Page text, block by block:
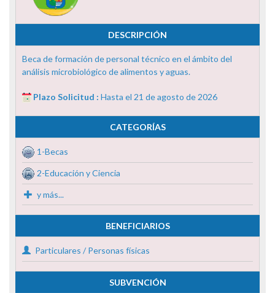
DESCRIPCIÓN
Beca de formación de personal técnico en el ámbito del
análisis microbiológico de alimentos y aguas.
Plazo Solicitud : Hasta el 21 de agosto de 2026
CATEGORÍAS
1-Becas
2-Educación y Ciencia
y más...
BENEFICIARIOS
Particulares / Personas físicas
SUBVENCIÓN